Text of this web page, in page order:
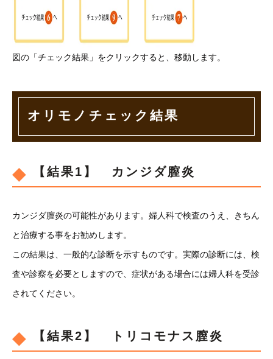
図の「チェック結果」をクリックすると、移動します。
オリモノチェック結果
【結果1】 カンジダ膣炎
カンジダ膣炎の可能性があります。婦人科で検査のうえ、きちん
と治療する事をお勧めします。
この結果は、一般的な診断を示すものです。実際の診断には、検
査や診察を必要としますので、症状がある場合には婦人科を受診
されてください。
【結果2】 トリコモナス膣炎